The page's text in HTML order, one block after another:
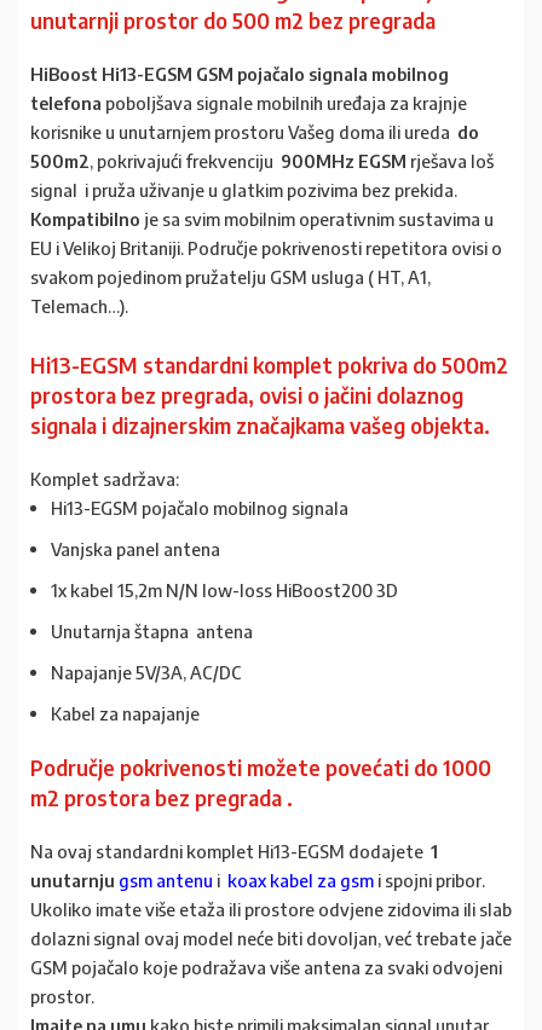
unutarnji prostor do 500 m2 bez pregrada
HiBoost Hi13-EGSM GSM pojačalo signala mobilnog
telefona poboljšava signale mobilnih uređaja za krajnje
korisnike u unutarnjem prostoru Vašeg doma ili ureda do
500m2, pokrivajući frekvenciju 900MHz EGSM rješava loš
signal i pruža uživanje u glatkim pozivima bez prekida.
Kompatibilno je sa svim mobilnim operativnim sustavima u
EU i Velikoj Britaniji. Područje pokrivenosti repetitora ovisi o
svakom pojedinom pružatelju GSM usluga ( HT, A1,
Telemach…).
Hi13-EGSM standardni komplet pokriva do 500m2
prostora bez pregrada, ovisi o jačini dolaznog
signala i dizajnerskim značajkama vašeg objekta.
Komplet sadržava:
Hi13-EGSM pojačalo mobilnog signala
Vanjska panel antena
1x kabel 15,2m N/N low-loss HiBoost200 3D
Unutarnja štapna antena
Napajanje 5V/3A, AC/DC
Kabel za napajanje
Područje pokrivenosti možete povećati do 1000
m2 prostora bez pregrada .
Na ovaj standardni komplet Hi13-EGSM dodajete 1
unutarnju gsm antenu i koax kabel za gsm i spojni pribor.
Ukoliko imate više etaža ili prostore odvjene zidovima ili slab
dolazni signal ovaj model neće biti dovoljan, već trebate jače
GSM pojačalo koje podražava više antena za svaki odvojeni
prostor.
Imajte na umu kako biste primili maksimalan signal unutar